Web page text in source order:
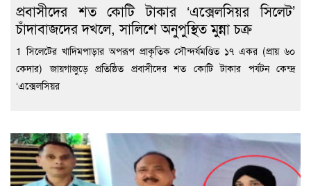
প্রবাসীদের শত কোটি টাকার ‘এক্সেলসিয়র সিলেট’
চাঁদাবাজদের দখলে, সালিশে অনুপুস্থিত মুন্না চক্র
1 সিলেটের খাদিমপাড়ার অপরূপ প্রাকৃতিক সৌন্দর্যমণ্ডিত ১৭ একর (প্রায় ৬০
কেদার) জায়গাজুড়ে প্রতিষ্ঠিত প্রবাসীদের শত কোটি টাকার পর্যটন কেন্দ্র
‘এক্সেলসিয়র